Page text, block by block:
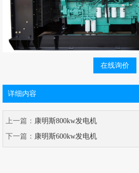
在线询价
详细内容
上一篇： 康明斯800kw发电机
下一篇： 康明斯600kw发电机